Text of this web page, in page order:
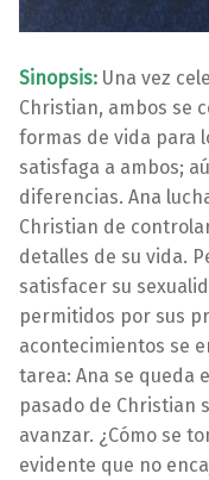
Sinopsis: Una vez
Christian, ambos se
formas de vida para
satisfaga a ambos;
diferencias. Ana
Christian de
detalles de su vida.
satisfacer su
permitidos por sus
acontecimientos se
tarea: Ana se queda
pasado de Christian
avanzar. ¿Cómo se
evidente que no